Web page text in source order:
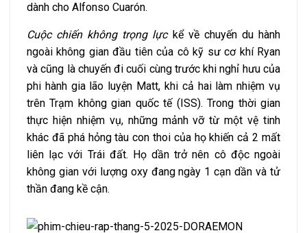
dành cho Alfonso Cuarón.
Cuộc chiến không trọng lựckể về chuyến du hành
ngoài không gian đầu tiên của cô kỹ sư cơ khí Ryan
và cũng là chuyến đi cuối cùng trước khi nghỉ hưu của
phi hành gia lão luyện Matt, khi cả hai làm nhiệm vụ
trên Trạm không gian quốc tế (ISS). Trong thời gian
thực hiện nhiệm vụ, những mảnh vỡ từ một vệ tinh
khác đã phá hỏng tàu con thoi của họ khiến cả 2 mất
liên lạc với Trái đất. Họ dần trở nên cô độc ngoài
không gian với lượng oxy đang ngày 1 cạn dần và tử
thần đang kề cận.